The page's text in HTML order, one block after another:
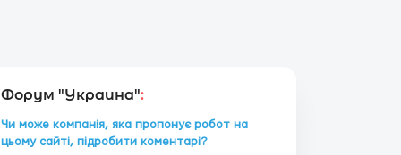
Форум "Украина":
Чи може компанія, яка пропонує робот на
цьому сайті, підробити коментарі?